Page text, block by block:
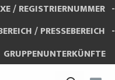
/ REGISTRIERNUMMER
/ PRESSEBEREICH
GRUPPENUNTERKÜNFTE